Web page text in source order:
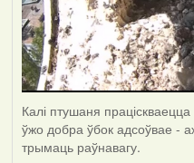
Калі птушаня
ўжо добра ўбок адсоўвае -
трымаць раўнавагу.